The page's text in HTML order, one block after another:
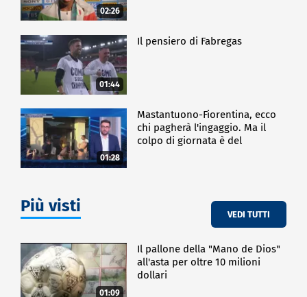
02:26
01:44
Il pensiero di Fabregas
01:28
Mastantuono-Fiorentina, ecco
chi pagherà l'ingaggio. Ma il
colpo di giornata è del
Più visti VEDI TUTTI
01:09
Il pallone della "Mano de Dios"
all'asta per oltre 10 milioni
dollari